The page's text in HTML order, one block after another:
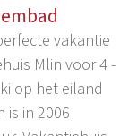
vakantie
Mlin voor 4 -
op het eiland
is in 2006